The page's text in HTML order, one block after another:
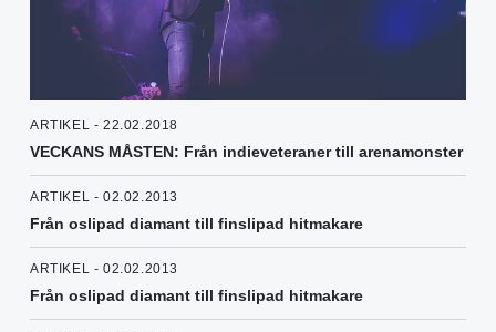
ARTIKEL - 22.02.2018
VECKANS MÅSTEN: Från indieveteraner till arenamonster
ARTIKEL - 02.02.2013
Från oslipad diamant till finslipad hitmakare
ARTIKEL - 02.02.2013
Från oslipad diamant till finslipad hitmakare